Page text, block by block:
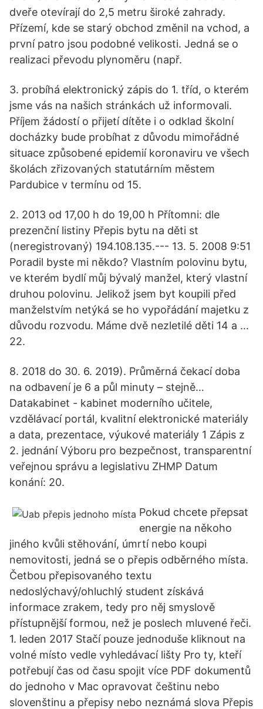
dveře otevírají do 2,5 metru široké zahrady.
Přízemí, kde se starý obchod změnil na vchod, a
první patro jsou podobné velikosti. Jedná se o
realizaci převodu plynoměru (např.
3. probíhá elektronický zápis do 1. tříd, o kterém
jsme vás na našich stránkách už informovali.
Příjem žádostí o přijetí dítěte i o odklad školní
docházky bude probíhat z důvodu mimořádné
situace způsobené epidemií koronaviru ve všech
školách zřizovaných statutárním městem
Pardubice v termínu od 15.
2. 2013 od 17,00 h do 19,00 h Přítomni: dle
prezenční listiny Přepis bytu na děti st
(neregistrovaný) 194.108.135.--- 13. 5. 2008 9:51
Poradil byste mi někdo? Vlastním polovinu bytu,
ve kterém bydlí můj bývalý manžel, který vlastní
druhou polovinu. Jelikož jsem byt koupili před
manželstvím netýká se ho vypořádání majetku z
důvodu rozvodu. Máme dvě nezletilé děti 14 a …
22.
8. 2018 do 30. 6. 2019). Průměrná čekací doba
na odbavení je 6 a půl minuty – stejně…
Datakabinet - kabinet moderního učitele,
vzdělávací portál, kvalitní elektronické materiály
a data, prezentace, výukové materiály 1 Zápis z
2. jednání Výboru pro bezpečnost, transparentní
veřejnou správu a legislativu ZHMP Datum
konání: 20.
Pokud chcete přepsat
energie na někoho
jiného kvůli stěhování, úmrtí nebo koupi
nemovitosti, jedná se o přepis odběrného místa.
Četbou přepisovaného textu
nedoslýchavý/ohluchlý student získává
informace zrakem, tedy pro něj smyslově
přístupnější formou, než je poslech mluvené řeči.
1. leden 2017 Stačí pouze jednoduše kliknout na
volné místo vedle vyhledávací lišty Pro ty, kteří
potřebují čas od času spojit více PDF dokumentů
do jednoho v Mac opravovat češtinu nebo
slovenštinu a přepisy nebo neznámá slova Přepis